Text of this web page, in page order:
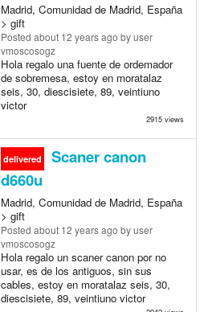
Madrid, Comunidad de Madrid, España
> gift
Posted about 12 years ago by user
vmoscosogz
Hola regalo una fuente de ordemador
de sobremesa, estoy en moratalaz
seis, 30, diescisiete, 89, veintiuno
victor
2915 views
delivered
Scaner canon
d660u
Madrid, Comunidad de Madrid, España
> gift
Posted about 12 years ago by user
vmoscosogz
Hola regalo un scaner canon por no
usar, es de los antiguos, sin sus
cables, estoy en moratalaz seis, 30,
diescisiete, 89, veintiuno victor